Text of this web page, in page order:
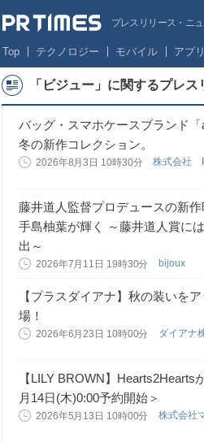
プレスリリース・ニ
Top テクノロジー モバイル アプリ
「ビジュー」に関するプレ
バッグ・スマホケースブランド
冬の新作コレクション。
2026年8月3日 10時30分 株式会社
藤井道人監督プロデュースの新
手島柚葉が輝く ～藤井道人賞に
出～
2026年7月11日 19時30分 bijoux
【プラスダイアナ】秋の装いを
場！
2026年6月23日 10時00分 ダイアナ
【LILY BROWN】
月14日(木)0:00予約開始＞
2026年5月13日 10時00分 株式会社